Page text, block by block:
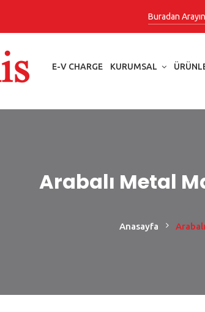
E-V CHARGE KURUMSAL
Arabalı Metal
Anasayfa